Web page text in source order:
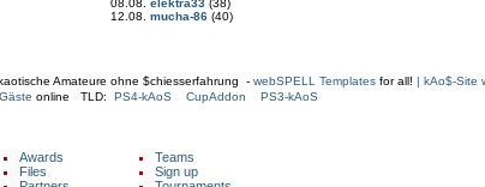
08.08. elektra33 (38)
12.08. mucha-86 (40)
Amateure ohne $chiesserfahrung - webSPELL Templates for all! | kAo$-Site
online TLD: PS4-kAoS CupAddon PS3-kAoS
Awards
Files
Teams
Sign up